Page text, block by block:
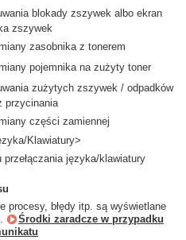
blokady zszywek albo ekran
zszywek
zasobnika z tonerem
pojemnika na zużyty toner
zużytych zszywek / odpadków
przycinania
części zamiennej
Klawiatury>
języka/klawiatury
procesy, błędy itp. są wyświetlane
Środki zaradcze w przypadku